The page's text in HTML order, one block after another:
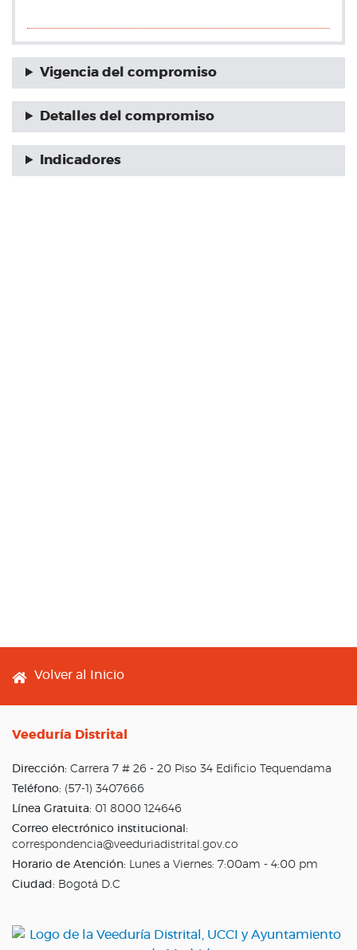
Vigencia del compromiso
Detalles del compromiso
Indicadores
Footer menu
Volver al Inicio
Veeduría Distrital
Dirección: Carrera 7 # 26 - 20 Piso 34 Edificio Tequendama
Teléfono: (57-1) 3407666
Línea Gratuita: 01 8000 124646
Correo electrónico institucional:
correspondencia@veeduriadistrital.gov.co
Horario de Atención: Lunes a Viernes: 7:00am - 4:00 pm
Ciudad: Bogotá D.C